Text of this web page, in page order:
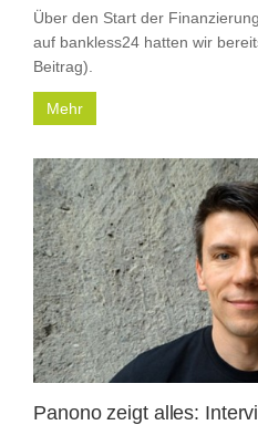
Über den Start der
auf bankless24 hatten wir
Beitrag).
Mehr
Panono zeigt alles: